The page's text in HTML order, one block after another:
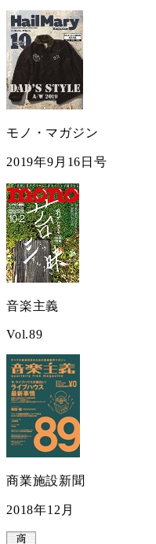
モノ・マガジン
2019年9月16日号
音楽主義
Vol.89
商業施設新聞
2018年12月